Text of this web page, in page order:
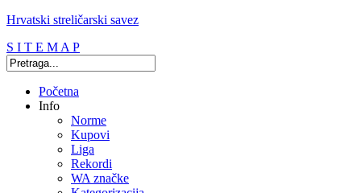
Hrvatski streličarski savez
S I T E M A P
Početna
Info
Norme
Kupovi
Liga
Rekordi
WA značke